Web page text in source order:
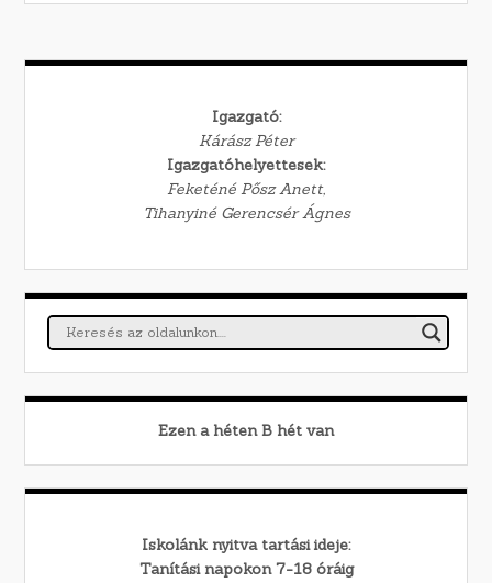
Igazgató:
Kárász Péter
Igazgatóhelyettesek:
Feketéné Pősz Anett,
Tihanyiné Gerencsér Ágnes
Ezen a héten B hét van
Iskolánk nyitva tartási ideje:
Tanítási napokon 7-18 óráig